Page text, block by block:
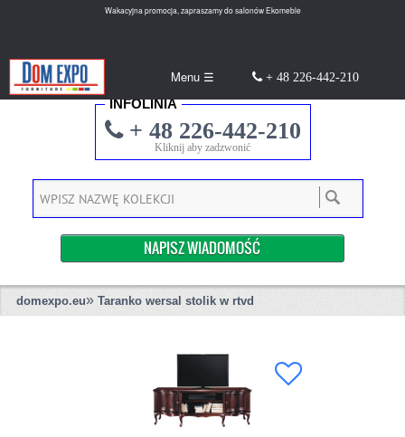
Wakacyjna promocja, zapraszamy do salonów Ekomeble
Menu ☰ + 48 226-442-210
INFOLINIA
+ 48 226-442-210
Kliknij aby zadzwonić
NAPISZ WIADOMOŚĆ
domexpo.eu» Taranko wersal stolik w rtvd